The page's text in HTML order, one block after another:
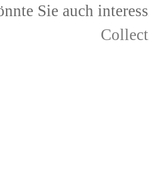
Sie auch